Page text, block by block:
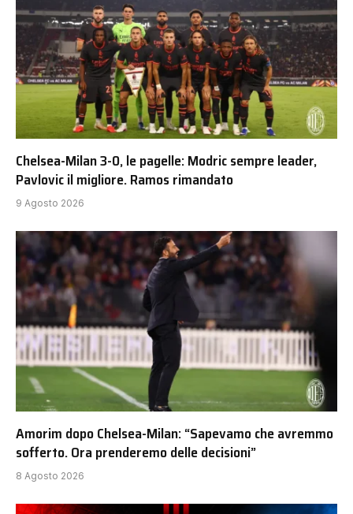
Chelsea-Milan 3-0, le pagelle: Modric sempre leader,
Pavlovic il migliore. Ramos rimandato
9 Agosto 2026
Amorim dopo Chelsea-Milan: “Sapevamo che avremmo
sofferto. Ora prenderemo delle decisioni”
8 Agosto 2026